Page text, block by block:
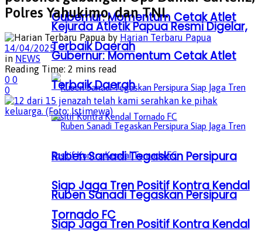
Gubernur: Momentum Cetak Atlet
Terbaik Daerah
Ruben Sanadi Tegaskan Persipura
Siap Jaga Tren Positif Kontra Kendal
Tornado FC
Kejurda Atletik Papua Resmi Digelar,
Gubernur: Momentum Cetak Atlet
Terbaik Daerah
Ruben Sanadi Tegaskan Persipura
Siap Jaga Tren Positif Kontra Kendal
Polres Yahukimo, dan TNI.
by Harian Terbaru Papua
14/04/2025
in NEWS
Reading Time: 2 mins read
0 0
0